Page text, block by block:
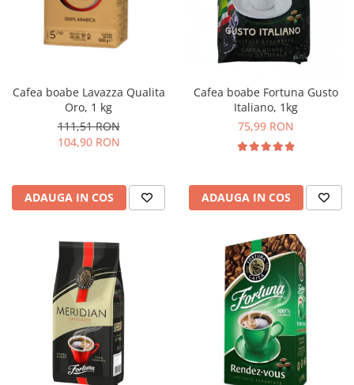
Cafea boabe Lavazza Qualita
Oro, 1 kg
111,51 RON
104,90 RON
ADAUGA IN COS
Cafea boabe Fortuna Gusto
Italiano, 1kg
75,99 RON
ADAUGA IN COS